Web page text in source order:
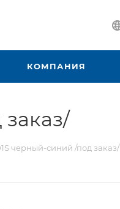
КОМПАНИЯ
черный-синий /под заказ/